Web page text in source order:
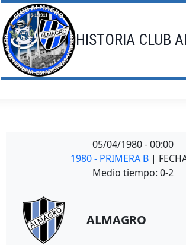
Saltar
al
contenido
HISTORIA CLUB
05/04/1980 - 00:00
1980 - PRIMERA B |
Medio tiempo: 0-2
ALMAGRO